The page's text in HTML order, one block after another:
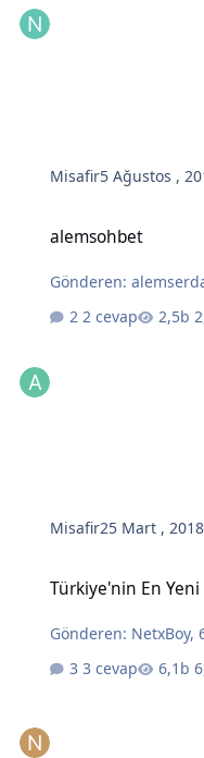
Misafir5 Ağustos ,
alemsohbet
Gönderen:
2 cevap
Misafir25 Mart ,
Türkiye'nin En
Gönderen: NetxBoy,
3 cevap